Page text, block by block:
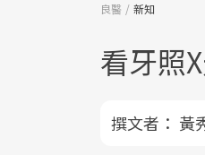
良醫 新知
看牙照
撰文者： 黃